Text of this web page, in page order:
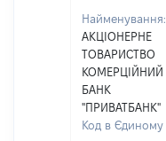
Найменування:
АКЦІОНЕРНЕ
ТОВАРИСТВО
КОМЕРЦІЙНИЙ
БАНК
"ПРИВАТБАНК"
Код в Єдиному